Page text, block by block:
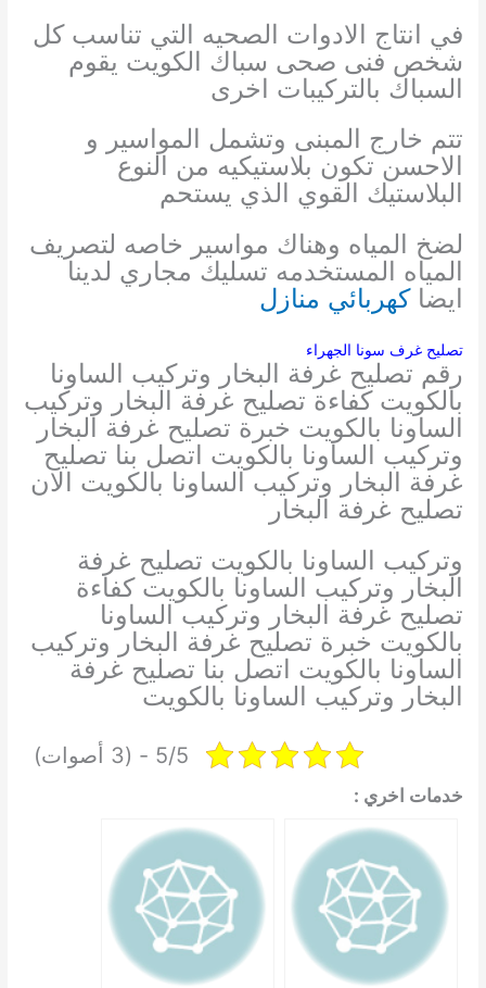
في انتاج الادوات الصحيه التي تناسب كل
شخص فنى صحى سباك الكويت يقوم
السباك بالتركيبات اخرى
تتم خارج المبنى وتشمل المواسير و
الاحسن تكون بلاستيكيه من النوع
البلاستيك القوي الذي يستحم
لضخ المياه وهناك مواسير خاصه لتصريف
المياه المستخدمه تسليك مجاري لدينا
ايضا كهربائي منازل
تصليح غرف سونا الجهراء
رقم تصليح غرفة البخار وتركيب الساونا
بالكويت كفاءة تصليح غرفة البخار وتركيب
الساونا بالكويت خبرة تصليح غرفة البخار
وتركيب الساونا بالكويت اتصل بنا تصليح
غرفة البخار وتركيب الساونا بالكويت الان
تصليح غرفة البخار
وتركيب الساونا بالكويت تصليح غرفة
البخار وتركيب الساونا بالكويت كفاءة
تصليح غرفة البخار وتركيب الساونا
بالكويت خبرة تصليح غرفة البخار وتركيب
الساونا بالكويت اتصل بنا تصليح غرفة
البخار وتركيب الساونا بالكويت
5/5 - (3 أصوات)
خدمات اخري :